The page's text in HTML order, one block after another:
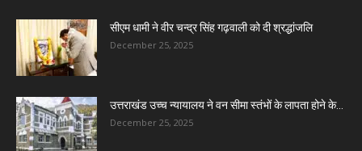
सीएम धामी ने वीर चन्द्र सिंह गढ़वाली को दी श्रद्धांजलि
December 25, 2025
उत्तराखंड उच्च न्यायालय ने वन सीमा स्तंभों के लापता होने के...
December 25, 2025